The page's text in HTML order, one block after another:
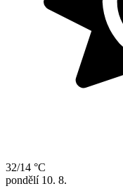
32/14 °C
pondělí 10. 8.